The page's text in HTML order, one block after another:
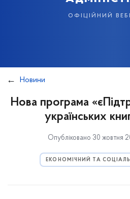
офіційний
Новини
Нова програма
українських
Опубліковано 30 жовтня
ЕКОНОМІЧНИЙ ТА